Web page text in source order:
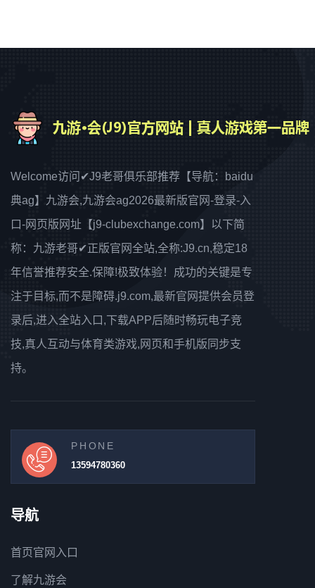
Welcome访问✔J9老哥俱乐部推荐【导航：baidu
典ag】九游会,九游会ag2026最新版官网-登录-入
口-网页版网址【j9-clubexchange.com】以下简
称：九游老哥✔正版官网全站,全称:J9.cn,稳定18
年信誉推荐安全.保障!极致体验！成功的关键是专
注于目标,而不是障碍.j9.com,最新官网提供会员登
录后,进入全站入口,下载APP后随时畅玩电子竞
技,真人互动与体育类游戏,网页和手机版同步支
持。
PHONE
13594780360
导航
首页官网入口
了解九游会